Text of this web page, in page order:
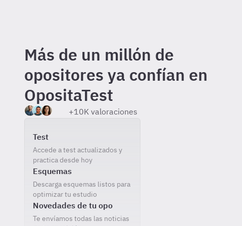
Más de un millón de
opositores ya confían en
OpositaTest
+10K valoraciones
Incluido gratis al registrarte
Test
Accede a test actualizados y
practica desde hoy
Esquemas
Descarga esquemas listos para
optimizar tu estudio
Novedades de tu opo
Te envíamos todas las noticias